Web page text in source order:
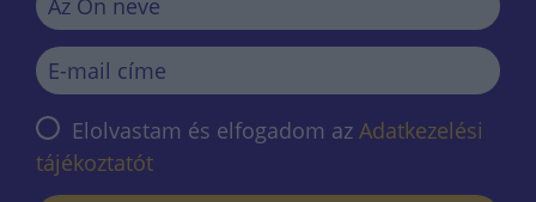
Elolvastam és elfogadom az Adatkezelési
tájékoztatót